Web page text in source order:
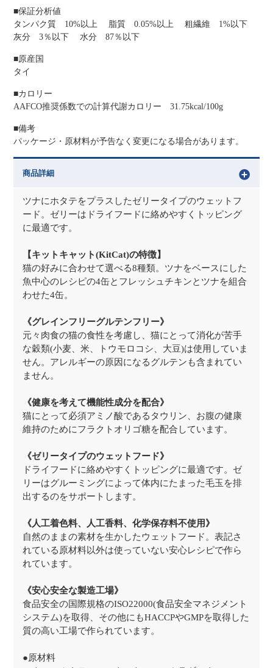
■保証分析値
タンパク質 10%以上 脂質 0.05%以上 粗繊維 1%以下
灰分 3％以下 水分 87％以下
■原産国
タイ
■カロリー
AAFCO推奨係数での計算代謝カロリー 31.75kcal/100g
■備考
パッケージ・原材料が予告なく変更になる場合があります。
商品詳細
ツナにホタテをプラスしたゼリータイプのウェットフ
ード。ゼリーはドライフードに絡めやすくトッピング
に最適です。
【キットキャット(KitCat)の特徴】
猫の好みに合わせて選べる8種類。ツナをベースにした
魚中心のレシピの4缶とフレッシュチキンとツナを組合
わせた4缶。
《グレインフリーグルテンフリー》
元々肉食の猫の食性を考慮し、猫にとって消化が苦手
な穀類(小麦、米、トウモロコシ、大豆)は使用していま
せん。アレルギーの原因になるグルテンも含まれてい
ません。
《健康を考えて機能性成分を配合》
猫にとって必須アミノ酸であるタウリン、お腹の健康
維持のためにフラクトオリゴ糖を配合しています。
《ゼリータイプのウェットフード》
ドライフードに絡めやすくトッピングに最適です。ゼ
リーはグルーミングによって体内にたまった毛玉を排
出するのをサポートします。
《人工着色料、人工香料、化学保存料不使用》
自然のままの素材を生かしたウェットフード。表記さ
れている原材料以外は使っていない安心レシピで作ら
れています。
《安心安全な製造工場》
食品安全の国際規格のISO22000(食品安全マネジメント
システム)を取得、その他にもHACCPやGMPを取得した
質の高い工場で作られています。
●原材料